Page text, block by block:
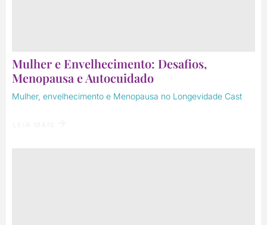
Mulher e Envelhecimento: Desafios,
Menopausa e Autocuidado
Mulher, envelhecimento e Menopausa no Longevidade Cast